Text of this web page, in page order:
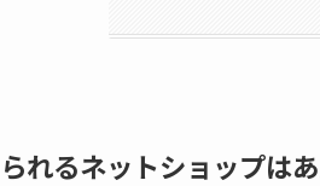
れるネットショップは